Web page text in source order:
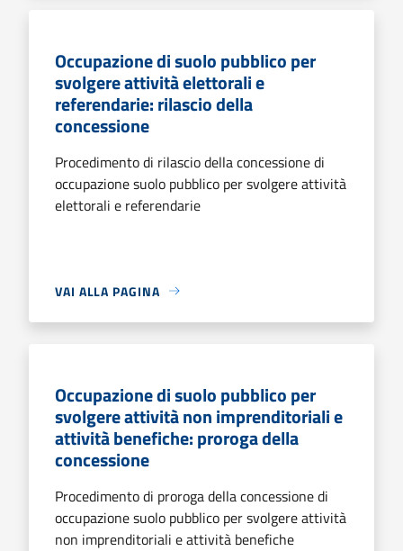
Occupazione di suolo pubblico per
svolgere attività elettorali e
referendarie: rilascio della
concessione
Procedimento di rilascio della concessione di
occupazione suolo pubblico per svolgere attività
elettorali e referendarie
VAI ALLA PAGINA
Occupazione di suolo pubblico per
svolgere attività non imprenditoriali e
attività benefiche: proroga della
concessione
Procedimento di proroga della concessione di
occupazione suolo pubblico per svolgere attività
non imprenditoriali e attività benefiche